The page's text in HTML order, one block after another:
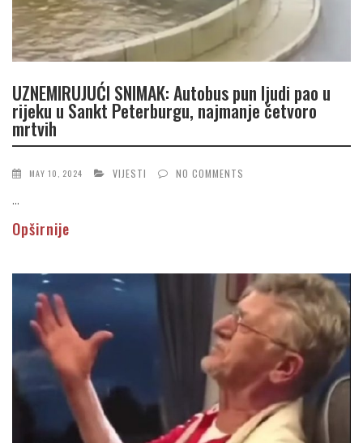
UZNEMIRUJUĆI SNIMAK: Autobus pun ljudi pao u
rijeku u Sankt Peterburgu, najmanje četvoro
mrtvih
MAY 10, 2024 VIJESTI NO COMMENTS
...
Opširnije